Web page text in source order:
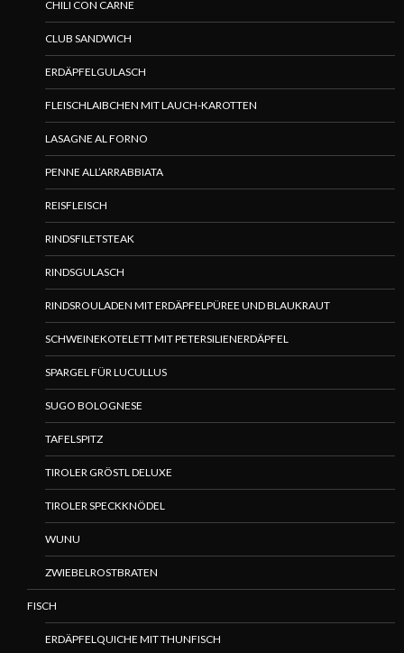
CHILI CON CARNE
CLUB SANDWICH
ERDÄPFELGULASCH
FLEISCHLAIBCHEN MIT LAUCH-KAROTTEN
LASAGNE AL FORNO
PENNE ALL’ARRABBIATA
REISFLEISCH
RINDSFILETSTEAK
RINDSGULASCH
RINDSROULADEN MIT ERDÄPFELPÜREE UND BLAUKRAUT
SCHWEINEKOTELETT MIT PETERSILIENERDÄPFEL
SPARGEL FÜR LUCULLUS
SUGO BOLOGNESE
TAFELSPITZ
TIROLER GRÖSTL DELUXE
TIROLER SPECKKNÖDEL
WUNU
ZWIEBELROSTBRATEN
FISCH
ERDÄPFELQUICHE MIT THUNFISCH